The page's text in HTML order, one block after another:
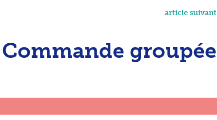
article suivant
groupée